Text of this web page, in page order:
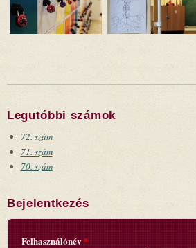
Legutóbbi számok
72. szám
71. szám
70. szám
Bejelentkezés
Felhasználónév*